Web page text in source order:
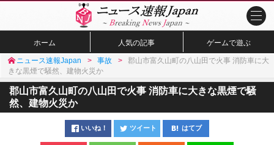
ホーム 人気の記事 ゲームで遊ぶ
ニュース速報Japan 事故
郡山市富久山町の八山田で火事 消防車に大
きな黒煙で騒然、建物火災か
郡山市富久山町の八山田で火事 消防車に大きな黒煙で騒
然、建物火災か
いいね！ ツイート はてブ